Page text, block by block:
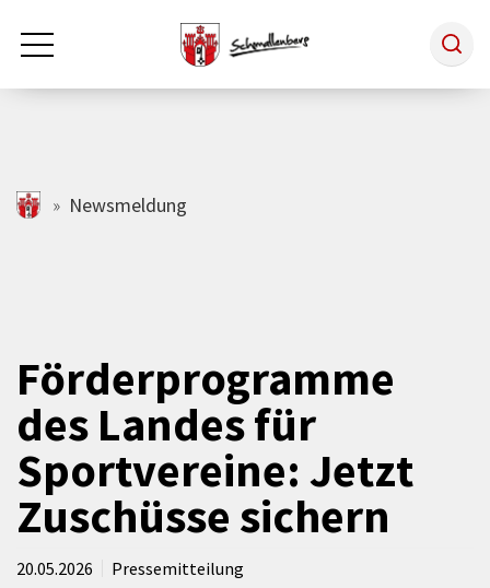
Zum Hauptinhalt springen
Rathaus & Politik
Freizeit & Kultur
Wirtschaft
schmallenberg.de
Newsmeldung
Förderprogramme
des Landes für
Sportvereine: Jetzt
Zuschüsse sichern
20.05.2026 Pressemitteilung